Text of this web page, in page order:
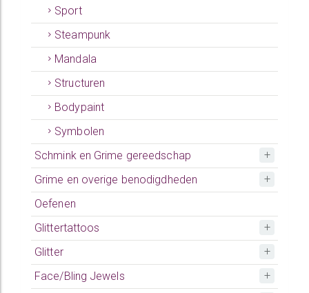
Sport
Steampunk
Mandala
Structuren
Bodypaint
Symbolen
Schmink en Grime gereedschap
Grime en overige benodigdheden
Oefenen
Glittertattoos
Glitter
Face/Bling Jewels